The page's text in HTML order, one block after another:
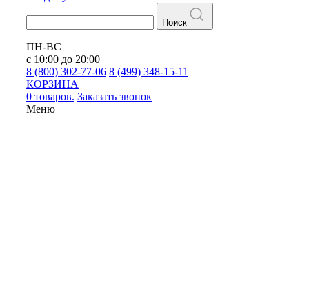
Поиск
ПН-ВС
с 10:00 до 20:00
8 (800) 302-77-06 8 (499) 348-15-11
КОРЗИНА
0 товаров. Заказать звонок
Меню